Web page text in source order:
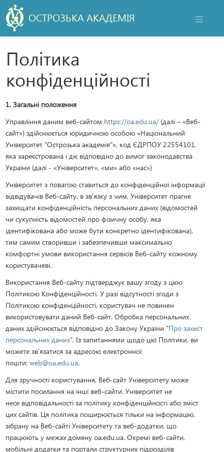
ОСТРОЗЬКА АКАДЕМІЯ
Політика
конфіденційності
1. Загальні положення
Управління даним веб-сайтом https://oa.edu.ua/(далі – «Веб-
сайт») здійснюється юридичною особою «Національний
Університет "Острозька академія"», код ЄДРПОУ 22554101,
яка зареєстрована і діє відповідно до вимог законодавства
України (далі - «Університет», «ми» або «нас»)
Університет з повагою ставиться до конфіденційної інформації
відвідувачів Веб-сайту, в зв'язку з чим, Університет прагне
захищати конфіденційність персональних даних (відомостей
чи сукупність відомостей про фізичну особу, яка
ідентифікована або може бути конкретно ідентифікована),
тим самим створивши і забезпечивши максимально
комфортні умови використання сервісів Веб-сайту кожному
користувачеві.
Використання Веб-сайту підтверджує вашу згоду з цією
Політикою Конфіденційності. У разі відсутності згоди з
Політикою конфіденційності, користувач не повинен
використовувати даний Веб-сайт. Обробка персональних
даних здійснюється відповідно до Закону України "Про захист
персональних даних". Із запитаннями щодо цієї Політики, ви
можете зв'язатися за адресою електронної
пошти:web@oa.edu.ua.
Для зручності користування, Веб-сайт Університету може
містити посилання на інші веб-сайти. Університет не
несе відповідальності за політику конфіденційності або зміст
цих сайтів. Ця політика поширюється тільки на інформацію,
зібрану на Веб-сайті Університету та веб-додатки, що
працюють у межах домену oa.edu.ua. Окремі веб-сайти,
мобільні додатки та портали структурних підрозділів